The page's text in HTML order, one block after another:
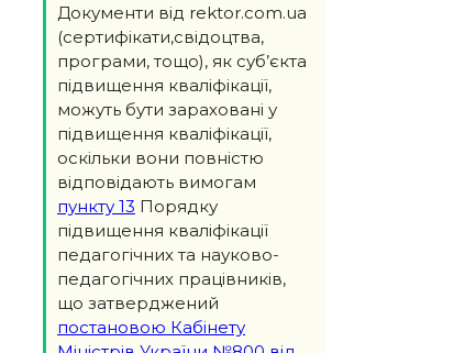
Документи від rektor.com.ua
(сертифікати,свідоцтва,
програми, тощо), як суб’єкта
підвищення кваліфікації,
можуть бути зараховані у
підвищення кваліфікації,
оскільки вони повністю
відповідають вимогам
пункту 13 Порядку
підвищення кваліфікації
педагогічних та науково-
педагогічних працівників,
що затверджений
постановою Кабінету